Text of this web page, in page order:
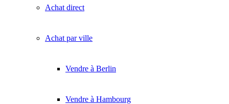
Achat direct
Achat par ville
Vendre à Berlin
Vendre à Hambourg